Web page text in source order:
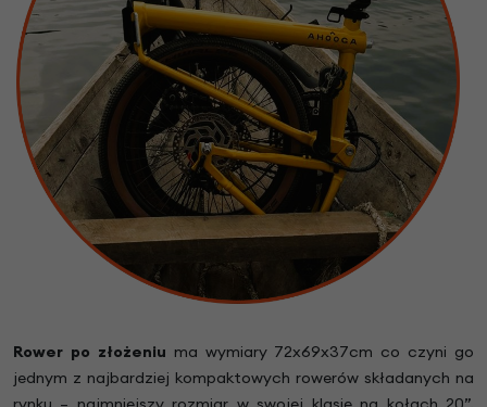
Rower po złożeniu ma wymiary 72x69x37cm co czyni go
jednym z najbardziej kompaktowych rowerów składanych na